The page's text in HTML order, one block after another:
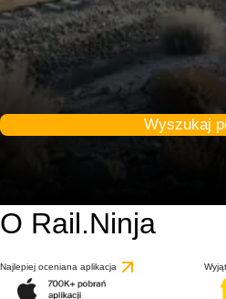
Wyszukaj
O Rail.Ninja
Najlepiej oceniana aplikacja